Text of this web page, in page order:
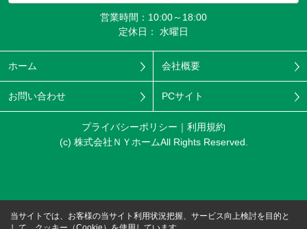
営業時間：10:00～18:00
定休日： 水曜日
ホーム 会社概要
お問い合わせ PCサイト
プライバシーポリシー
利用規約
(c) 株式会社ＮＹホームAll Rights Reserved.
当サイトでは、お客様の当サイト利用状況把握、サービス向上検討を目的と